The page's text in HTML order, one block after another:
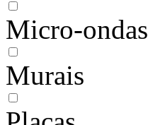
Micro-ondas
Murais